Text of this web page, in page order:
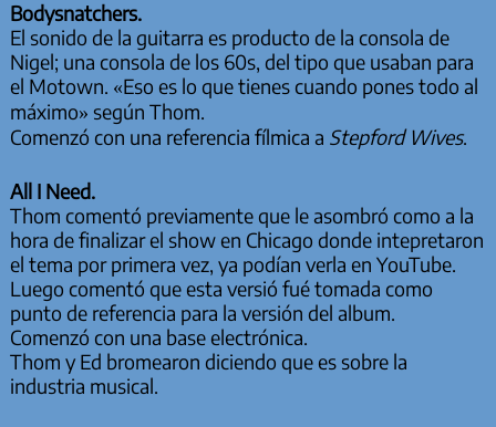
Bodysnatchers.
El sonido de la guitarra es producto de la consola de
Nigel; una consola de los 60s, del tipo que usaban para
el Motown. «Eso es lo que tienes cuando pones todo al
máximo» según Thom.
Comenzó con una referencia fílmica a Stepford Wives.
All I Need.
Thom comentó previamente que le asombró como a la
hora de finalizar el show en Chicago donde intepretaron
el tema por primera vez, ya podían verla en YouTube.
Luego comentó que esta versió fué tomada como
punto de referencia para la versión del album.
Comenzó con una base electrónica.
Thom y Ed bromearon diciendo que es sobre la
industria musical.